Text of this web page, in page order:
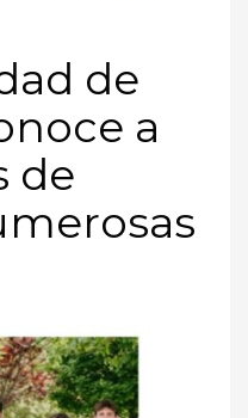
de
a
de